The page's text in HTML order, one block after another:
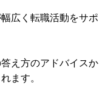
広く転職活動をサポ
え方のアドバイスか
ます。